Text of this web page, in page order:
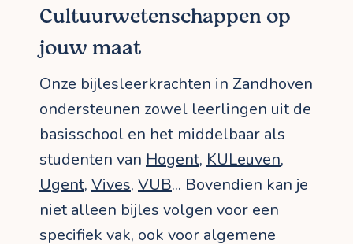
Cultuurwetenschappen op
jouw maat
Onze bijlesleerkrachten in Zandhoven
ondersteunen zowel leerlingen uit de
basisschool en het middelbaar als
studenten van Hogent, KULeuven,
Ugent, Vives, VUB... Bovendien kan je
niet alleen bijles volgen voor een
specifiek vak, ook voor algemene